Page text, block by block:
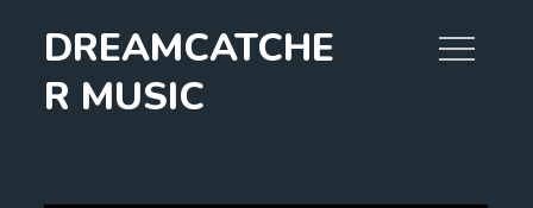
content
DREAMCATCHE
R MUSIC